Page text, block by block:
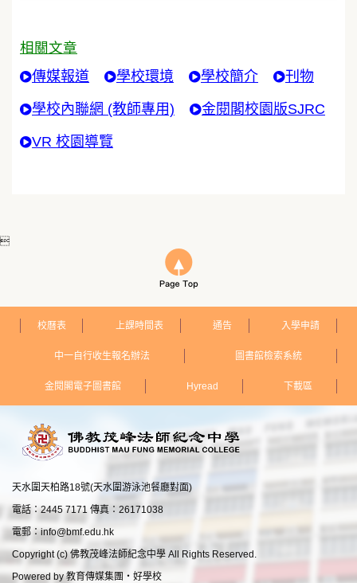
相關文章
傳媒報道
學校環境 學校簡介 刊物
學校內聯網 (教師專用) 金閱閣校園版SJRC
VR 校園導覽

校曆表 上課時間表 通告 入學申請
中一自行收生報名辦法 圖書館檢索系統
金閱閣電子圖書館 Hyread 下載區
天水圍天柏路18號(天水圍游泳池餐廳對面)
電話：2445 7171 傳真：26171038
電郵：info@bmf.edu.hk
Copyright (c) 佛教茂峰法師紀念中學 All Rights Reserved.
Powered by教育傳媒集團 ‧ 好學校